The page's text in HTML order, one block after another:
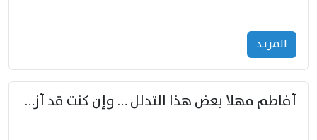
المزید
أفاطم مهلا بعض هذا التدلل … وإن كنت قد أزمعت صرمي فأجملي